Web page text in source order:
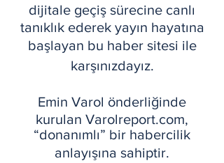
dijitale geçiş sürecine canlı
tanıklık ederek yayın hayatına
başlayan bu haber sitesi ile
karşınızdayız.
Emin Varol önderliğinde
kurulan Varolreport.com,
“donanımlı” bir habercilik
anlayışına sahiptir.